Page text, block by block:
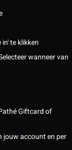
te klikken
wanneer van
Giftcard of
jouw account en per